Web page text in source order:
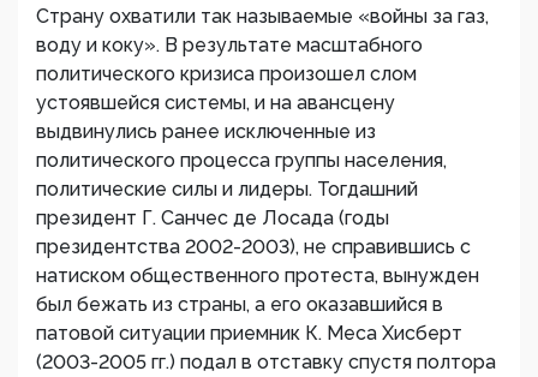
Страну охватили так называемые «войны за газ,
воду и коку». В результате масштабного
политического кризиса произошел слом
устоявшейся системы, и на авансцену
выдвинулись ранее исключенные из
политического процесса группы населения,
политические силы и лидеры. Тогдашний
президент Г. Санчес де Лосада (годы
президентства 2002-2003), не справившись с
натиском общественного протеста, вынужден
был бежать из страны, а его оказавшийся в
патовой ситуации приемник К. Меса Хисберт
(2003-2005 гг.) подал в отставку спустя полтора